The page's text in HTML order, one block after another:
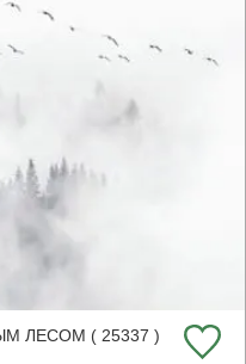
ЛЕСОМ ( 25337 )